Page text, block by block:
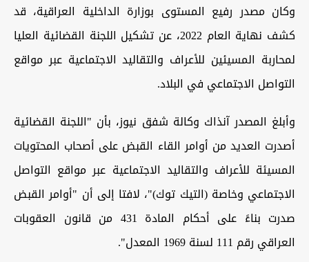
وكان مصدر رفيع المستوى بوزارة الداخلية العراقية، قد
كشف نهاية العام 2022، عن تشكيل اللجنة القضائية العليا
لمحاربة المسيئين للأعراف والتقاليد الاجتماعية عبر مواقع
التواصل الاجتماعي في البلاد.
وأبلغ المصدر آنذاك وكالة شفق نيوز، بأن "اللجنة القضائية
أصدرت العديد من أوامر القاء القبض على أصحاب المحتويات
المسيئة للأعراف والتقاليد الاجتماعية عبر مواقع التواصل
الاجتماعي وخاصة (التيك توك)"، لافتا إلى أن "أوامر القبض
صدرت بناءً على أحكام المادة 431 من قانون العقوبات
العراقي رقم 111 لسنة 1969 المعدل".